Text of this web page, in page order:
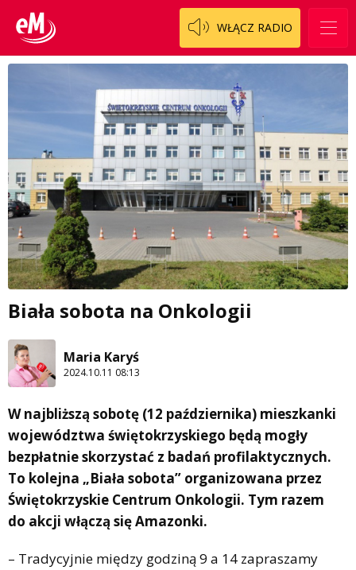
WŁĄCZ RADIO
Biała sobota na Onkologii
Maria Karyś
2024.10.11 08:13
W najbliższą sobotę (12 października) mieszkanki
województwa świętokrzyskiego będą mogły
bezpłatnie skorzystać z badań profilaktycznych.
To kolejna „Biała sobota” organizowana przez
Świętokrzyskie Centrum Onkologii. Tym razem
do akcji włączą się Amazonki.
– Tradycyjnie między godziną 9 a 14 zapraszamy